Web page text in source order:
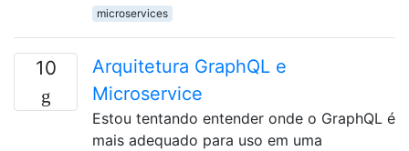
microservices
10
Arquitetura GraphQL e
Microservice
Estou tentando entender onde o GraphQL é
mais adequado para uso em uma